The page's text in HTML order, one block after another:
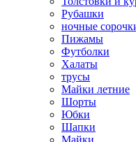
Рубашки
ночные
Пижамы
Футболки
Халаты
трусы
Майки летние
Шорты
Юбки
Шапки
Майки